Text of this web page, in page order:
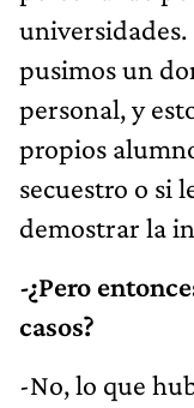
universidades.
pusimos un
personal, y
propios
secuestro o si
demostrar la
-¿Pero
casos?
-No, lo que